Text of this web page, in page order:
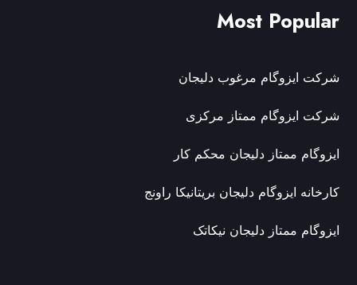
Most Popular
شرکت ایزوگام مرغوب دلیجان
شرکت ایزوگام ممتاز مرکزی
ایزوگام ممتاز دلیجان محکم کار
کارخانه ایزوگام دلیجان بریتانیکا راونج
ایزوگام ممتاز دلیجان نیکاتک